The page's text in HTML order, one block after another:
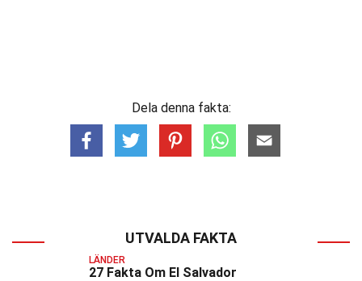
Dela denna fakta:
UTVALDA FAKTA
LÄNDER
27 Fakta Om El Salvador